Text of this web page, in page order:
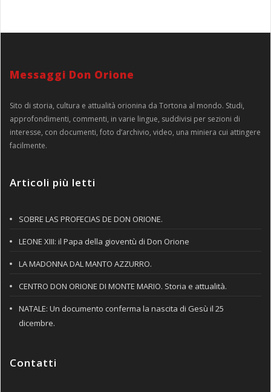
Messaggi Don Orione
Sito di storia, cultura e attualità orionina da Tortona al mondo. Studi,
approfondimenti, commenti, in varie lingue, suddivisi per sezioni di
interesse, con documenti, foto d’archivio, video, una miniera cui attingere
facilmente.
Articoli più letti
SOBRE LAS PROFECIAS DE DON ORIONE.
LEONE XIII: il Papa della gioventù di Don Orione
LA MADONNA DAL MANTO AZZURRO.
CENTRO DON ORIONE DI MONTE MARIO. Storia e attualità.
NATALE: Un documento conferma la nascita di Gesù il 25
dicembre.
Contatti